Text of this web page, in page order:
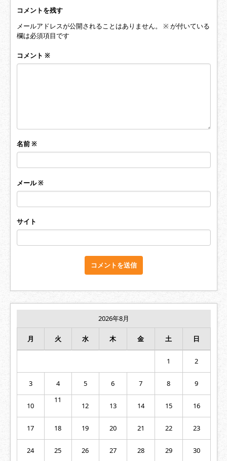
コメントを残す
メールアドレスが公開されることはありません。
※が付いている
欄は必須項目です
コメント ※
名前※
メール※
サイト
2026年8月
月 火 水 木 金 土 日
1 2
3 4 5 6 7 8 9
10
11
12 13 14 15 16
17 18 19 20 21 22 23
24 25 26 27 28 29 30